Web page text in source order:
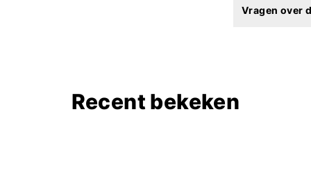
Vragen over
Recent bekeken